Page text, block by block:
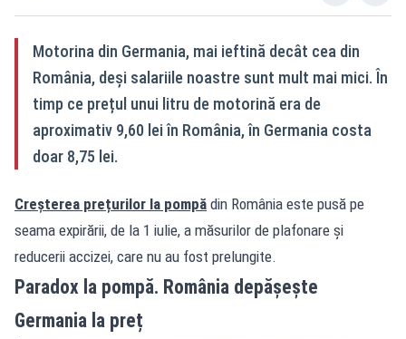
Motorina din Germania, mai ieftină decât cea din
România, deși salariile noastre sunt mult mai mici. În
timp ce prețul unui litru de motorină era de
aproximativ 9,60 lei în România, în Germania costa
doar 8,75 lei.
Creșterea prețurilor la pompă din România este pusă pe
seama expirării, de la 1 iulie, a măsurilor de plafonare și
reducerii accizei, care nu au fost prelungite.
Paradox la pompă. România depășește
Germania la preț